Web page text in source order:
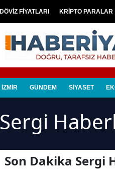
DÖVİZ FİYATLARI KRİPTO PARALAR
İZMİR GÜNDEM SİYASET
Sergi
Son Dakika Sergi